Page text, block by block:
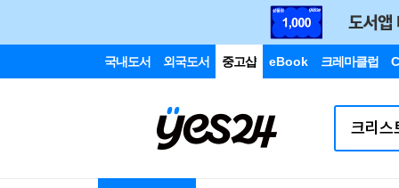
국내도서 외국도서 중고샵 eBook 크레마클럽